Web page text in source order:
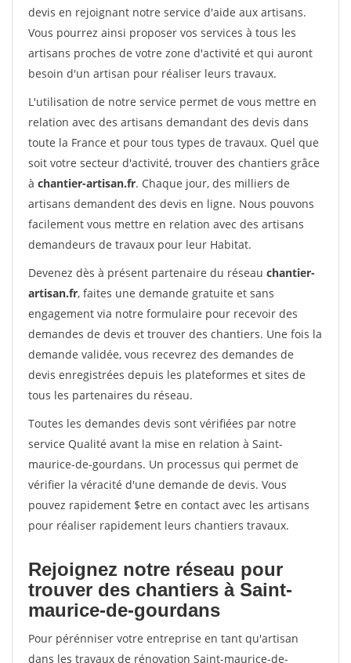
devis en rejoignant notre service d'aide aux artisans.
Vous pourrez ainsi proposer vos services à tous les
artisans proches de votre zone d'activité et qui auront
besoin d'un artisan pour réaliser leurs travaux.
L'utilisation de notre service permet de vous mettre en
relation avec des artisans demandant des devis dans
toute la France et pour tous types de travaux. Quel que
soit votre secteur d'activité, trouver des chantiers grâce
à chantier-artisan.fr. Chaque jour, des milliers de
artisans demandent des devis en ligne. Nous pouvons
facilement vous mettre en relation avec des artisans
demandeurs de travaux pour leur Habitat.
Devenez dès à présent partenaire du réseau chantier-
artisan.fr, faites une demande gratuite et sans
engagement via notre formulaire pour recevoir des
demandes de devis et trouver des chantiers. Une fois la
demande validée, vous recevrez des demandes de
devis enregistrées depuis les plateformes et sites de
tous les partenaires du réseau.
Toutes les demandes devis sont vérifiées par notre
service Qualité avant la mise en relation à Saint-
maurice-de-gourdans. Un processus qui permet de
vérifier la véracité d'une demande de devis. Vous
pouvez rapidement $etre en contact avec les artisans
pour réaliser rapidement leurs chantiers travaux.
Rejoignez notre réseau pour
trouver des chantiers à Saint-
maurice-de-gourdans
Pour pérénniser votre entreprise en tant qu'artisan
dans les travaux de rénovation Saint-maurice-de-